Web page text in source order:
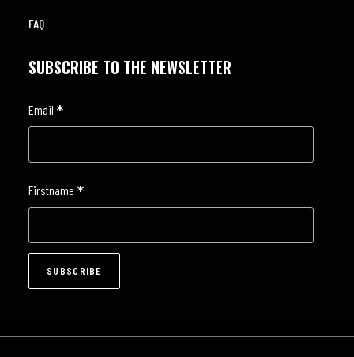
FAQ
SUBSCRIBE TO THE NEWSLETTER
Email *
Firstname *